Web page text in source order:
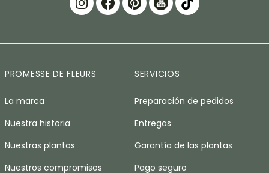
PROMESSE DE FLEURS
La marca
Nuestra historia
Nuestras plantas
Nuestros compromisos
SERVICIOS
Preparación de pedidos
Entregas
Garantía de las plantas
Pago seguro